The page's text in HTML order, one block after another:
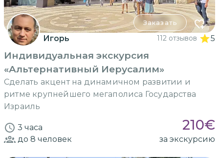
Заказать
Игорь 112 отзывов 5
Индивидуальная экскурсия
«Альтернативный Иерусалим»
Сделать акцент на динамичном развитии и
ритме крупнейшего мегаполиса Государства
Израиль
3 часа 210€
до 8 человек за экскурсию